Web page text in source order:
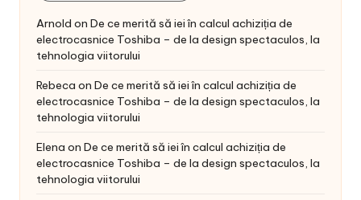
Arnold on De ce merită să iei în calcul achiziția de
electrocasnice Toshiba – de la design spectaculos, la
tehnologia viitorului
Rebeca on De ce merită să iei în calcul achiziția de
electrocasnice Toshiba – de la design spectaculos, la
tehnologia viitorului
Elena on De ce merită să iei în calcul achiziția de
electrocasnice Toshiba – de la design spectaculos, la
tehnologia viitorului